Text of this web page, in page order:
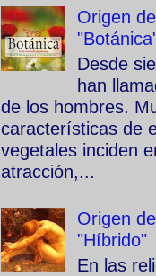
Origen
Desde
han
de los hombres.
características de
vegetales inciden
atracción,...
Origen
"Híbrido"
En las